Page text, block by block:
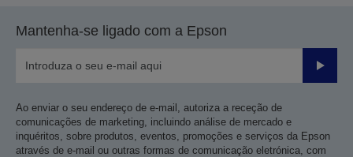
Mantenha-se ligado com a Epson
Enviar
Ao enviar o seu endereço de e-mail, autoriza a receção de
comunicações de marketing, incluindo análise de mercado e
inquéritos, sobre produtos, eventos, promoções e serviços da Epson
através de e-mail ou outras formas de comunicação eletrónica, com